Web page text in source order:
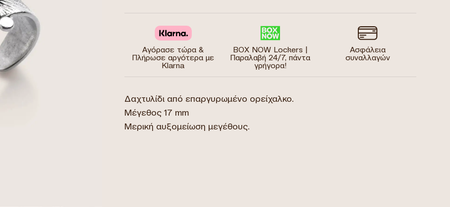
Αγόρασε τώρα &
Πλήρωσε αργότερα με
Klarna
BOX NOW Lockers |
Παραλαβή 24/7, πάντα
γρήγορα!
Ασφάλεια
συναλλαγών
Δαχτυλίδι από επαργυρωμένο ορείχαλκο.
Μέγεθος 17 mm
Μερική αυξομείωση μεγέθους.